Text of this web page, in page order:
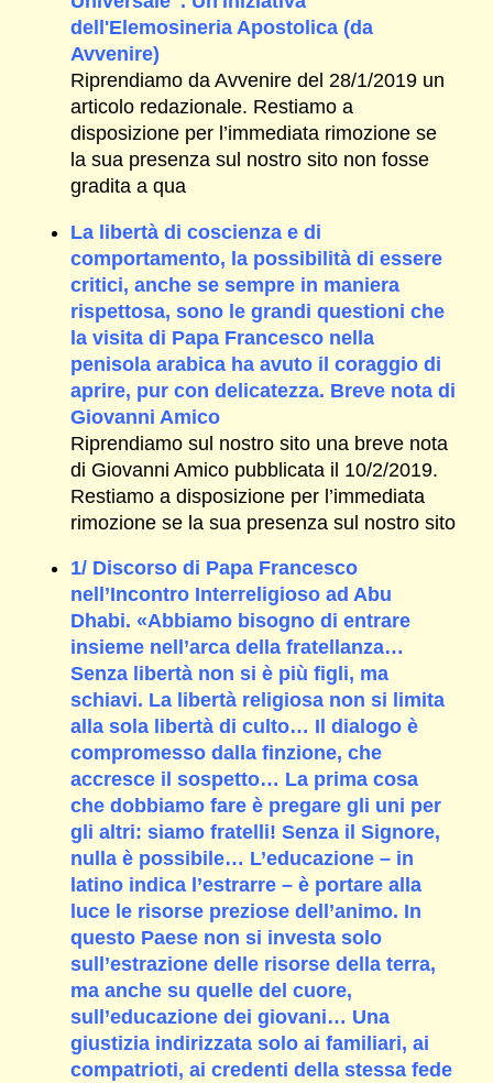
dell'Elemosineria Apostolica (da
Avvenire)
Riprendiamo da Avvenire del 28/1/2019 un
articolo redazionale. Restiamo a
disposizione per l’immediata rimozione se
la sua presenza sul nostro sito non fosse
gradita a qua
La libertà di coscienza e di
comportamento, la possibilità di essere
critici, anche se sempre in maniera
rispettosa, sono le grandi questioni che
la visita di Papa Francesco nella
penisola arabica ha avuto il coraggio di
aprire, pur con delicatezza. Breve nota di
Giovanni Amico
Riprendiamo sul nostro sito una breve nota
di Giovanni Amico pubblicata il 10/2/2019.
Restiamo a disposizione per l’immediata
rimozione se la sua presenza sul nostro sito
1/ Discorso di Papa Francesco
nell’Incontro Interreligioso ad Abu
Dhabi. «Abbiamo bisogno di entrare
insieme nell’arca della fratellanza…
Senza libertà non si è più figli, ma
schiavi. La libertà religiosa non si limita
alla sola libertà di culto… Il dialogo è
compromesso dalla finzione, che
accresce il sospetto… La prima cosa
che dobbiamo fare è pregare gli uni per
gli altri: siamo fratelli! Senza il Signore,
nulla è possibile… L’educazione – in
latino indica l’estrarre – è portare alla
luce le risorse preziose dell’animo. In
questo Paese non si investa solo
sull’estrazione delle risorse della terra,
ma anche su quelle del cuore,
sull’educazione dei giovani… Una
giustizia indirizzata solo ai familiari, ai
compatrioti, ai credenti della stessa fede